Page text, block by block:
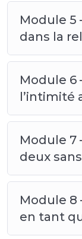
Module 5
dans la
Module 6
l’intimité
Module 7
deux
Module 8
en tant